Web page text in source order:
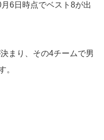
6日時点でベスト8が出
まり、その4チームで男
。